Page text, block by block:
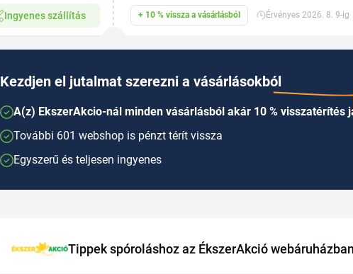
Ingyenes szállítás + 10 % vissza a vásárlásból Érvényes 2026. 8. 9-ig
Kezdjen el jutalmat szerezni a vásárlásokból
A(z) EkszerAkcio-nál minden vásárlásból akár 10 % visszatérítés
További 601 webshop is pénzt térít vissza
Egyszerű és teljesen ingyenes
Tippek spóroláshoz az ÉkszerAkció webáruházban